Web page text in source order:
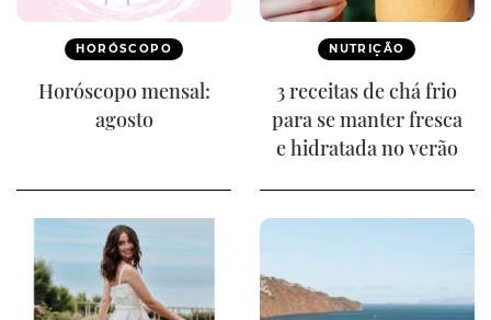
HORÓSCOPO
Horóscopo mensal:
agosto
NUTRIÇÃO
3 receitas de chá frio
para se manter fresca
e hidratada no verão